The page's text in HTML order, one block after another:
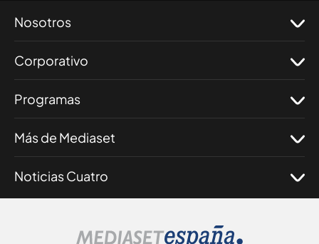
Nosotros
Corporativo
Programas
Más de Mediaset
Noticias Cuatro